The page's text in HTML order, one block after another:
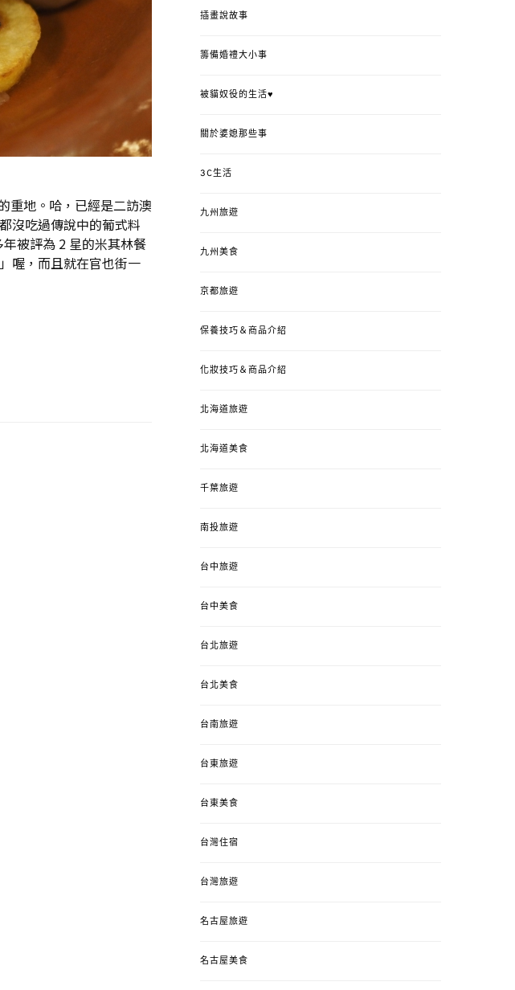
重地。哈，已經是二訪澳
沒吃過傳說中的葡式料
被評為 2 星的米其林餐
喔，而且就在官也街一
插畫說故事
籌備婚禮大小事
被貓奴役的生活♥
關於婆媳那些事
3C生活
九州旅遊
九州美食
京都旅遊
保養技巧＆商品介紹
化妝技巧＆商品介紹
北海道旅遊
北海道美食
千葉旅遊
南投旅遊
台中旅遊
台中美食
台北旅遊
台北美食
台南旅遊
台東旅遊
台東美食
台灣住宿
台灣旅遊
名古屋旅遊
名古屋美食